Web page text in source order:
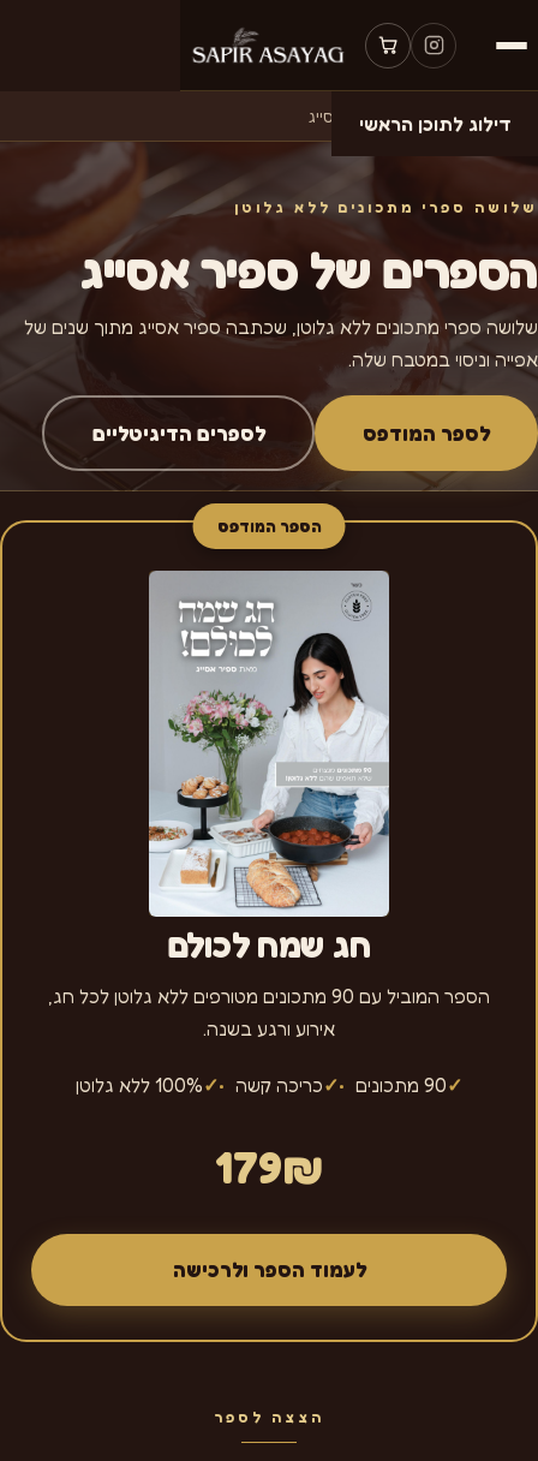
דילוג לתוכן הראשי
עמוד הבית ›הספרים של ספיר אסייג
שלושה ספרי מתכונים ללא גלוטן
הספרים של ספיר אסייג
שלושה ספרי מתכונים ללא גלוטן, שכתבה ספיר אסייג מתוך שנים של
אפייה וניסוי במטבח שלה.
לספר המודפס לספרים הדיגיטליים
הספר המודפס
חג שמח לכולם
הספר המוביל עם 90 מתכונים מטורפים ללא גלוטן לכל חג,
אירוע ורגע בשנה.
✓90 מתכונים ✓כריכה קשה ✓100% ללא גלוטן
179₪
לעמוד הספר ולרכישה
הצצה לספר